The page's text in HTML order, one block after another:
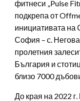
фитнеси „Pulse
подкрепа от
инициативата
София – с.
пролетния
България и
близо 7000
До края на 2022